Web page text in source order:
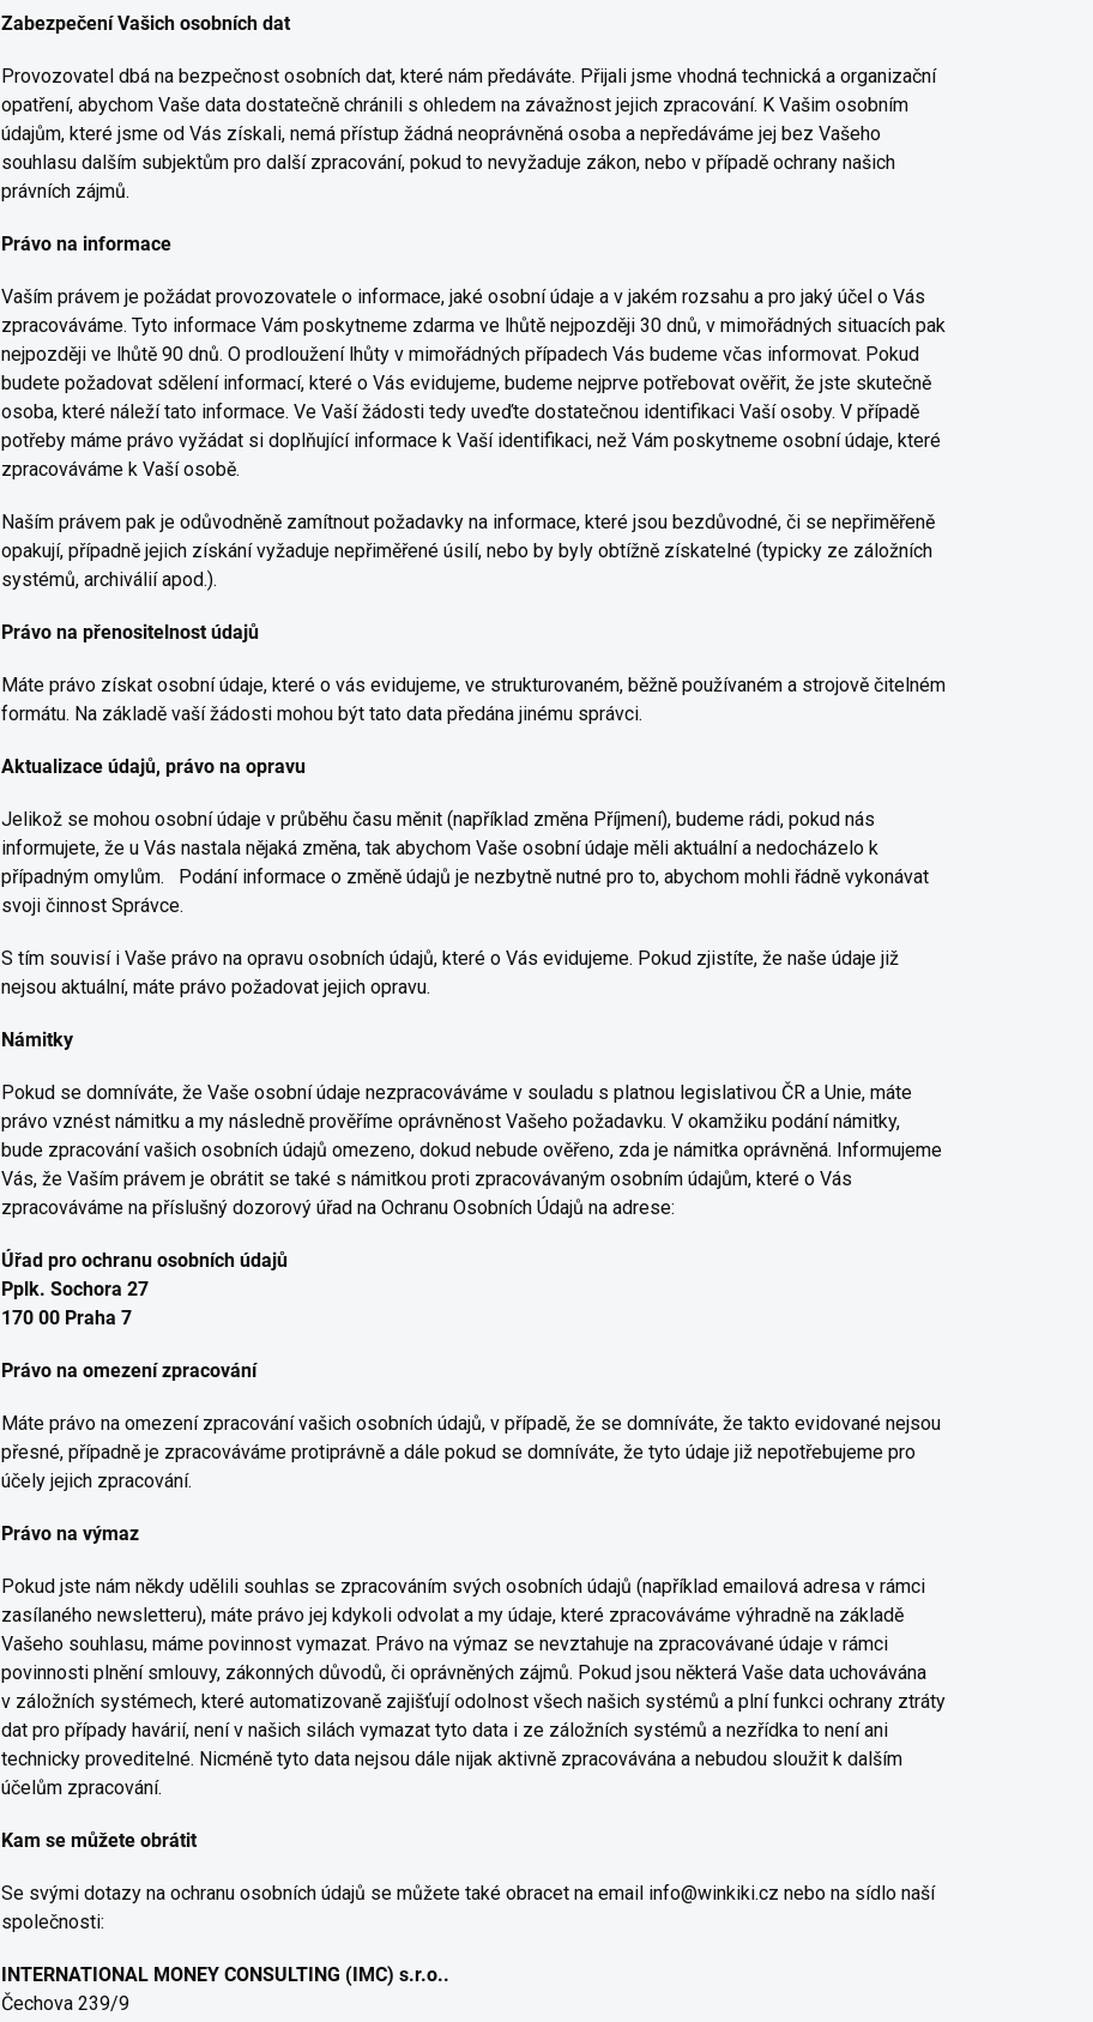
Zabezpečení Vašich osobních dat
Provozovatel dbá na bezpečnost osobních dat, které nám předáváte. Přijali jsme vhodná technická a organizační
opatření, abychom Vaše data dostatečně chránili s ohledem na závažnost jejich zpracování. K Vašim osobním
údajům, které jsme od Vás získali, nemá přístup žádná neoprávněná osoba a nepředáváme jej bez Vašeho
souhlasu dalším subjektům pro další zpracování, pokud to nevyžaduje zákon, nebo v případě ochrany našich
právních zájmů.
Právo na informace
Vaším právem je požádat provozovatele o informace, jaké osobní údaje a v jakém rozsahu a pro jaký účel o Vás
zpracováváme. Tyto informace Vám poskytneme zdarma ve lhůtě nejpozději 30 dnů, v mimořádných situacích pak
nejpozději ve lhůtě 90 dnů. O prodloužení lhůty v mimořádných případech Vás budeme včas informovat. Pokud
budete požadovat sdělení informací, které o Vás evidujeme, budeme nejprve potřebovat ověřit, že jste skutečně
osoba, které náleží tato informace. Ve Vaší žádosti tedy uveďte dostatečnou identifikaci Vaší osoby. V případě
potřeby máme právo vyžádat si doplňující informace k Vaší identifikaci, než Vám poskytneme osobní údaje, které
zpracováváme k Vaší osobě.
Naším právem pak je odůvodněně zamítnout požadavky na informace, které jsou bezdůvodné, či se nepřiměřeně
opakují, případně jejich získání vyžaduje nepřiměřené úsilí, nebo by byly obtížně získatelné (typicky ze záložních
systémů, archiválií apod.).
Právo na přenositelnost údajů
Máte právo získat osobní údaje, které o vás evidujeme, ve strukturovaném, běžně používaném a strojově čitelném
formátu. Na základě vaší žádosti mohou být tato data předána jinému správci.
Aktualizace údajů, právo na opravu
Jelikož se mohou osobní údaje v průběhu času měnit (například změna Příjmení), budeme rádi, pokud nás
informujete, že u Vás nastala nějaká změna, tak abychom Vaše osobní údaje měli aktuální a nedocházelo k
případným omylům. Podání informace o změně údajů je nezbytně nutné pro to, abychom mohli řádně vykonávat
svoji činnost Správce.
S tím souvisí i Vaše právo na opravu osobních údajů, které o Vás evidujeme. Pokud zjistíte, že naše údaje již
nejsou aktuální, máte právo požadovat jejich opravu.
Námitky
Pokud se domníváte, že Vaše osobní údaje nezpracováváme v souladu s platnou legislativou ČR a Unie, máte
právo vznést námitku a my následně prověříme oprávněnost Vašeho požadavku. V okamžiku podání námitky,
bude zpracování vašich osobních údajů omezeno, dokud nebude ověřeno, zda je námitka oprávněná. Informujeme
Vás, že Vaším právem je obrátit se také s námitkou proti zpracovávaným osobním údajům, které o Vás
zpracováváme na příslušný dozorový úřad na Ochranu Osobních Údajů na adrese:
Úřad pro ochranu osobních údajů
Pplk. Sochora 27
170 00 Praha 7
Právo na omezení zpracování
Máte právo na omezení zpracování vašich osobních údajů, v případě, že se domníváte, že takto evidované nejsou
přesné, případně je zpracováváme protiprávně a dále pokud se domníváte, že tyto údaje již nepotřebujeme pro
účely jejich zpracování.
Právo na výmaz
Pokud jste nám někdy udělili souhlas se zpracováním svých osobních údajů (například emailová adresa v rámci
zasílaného newsletteru), máte právo jej kdykoli odvolat a my údaje, které zpracováváme výhradně na základě
Vašeho souhlasu, máme povinnost vymazat. Právo na výmaz se nevztahuje na zpracovávané údaje v rámci
povinnosti plnění smlouvy, zákonných důvodů, či oprávněných zájmů. Pokud jsou některá Vaše data uchovávána
v záložních systémech, které automatizovaně zajišťují odolnost všech našich systémů a plní funkci ochrany ztráty
dat pro případy havárií, není v našich silách vymazat tyto data i ze záložních systémů a nezřídka to není ani
technicky proveditelné. Nicméně tyto data nejsou dále nijak aktivně zpracovávána a nebudou sloužit k dalším
účelům zpracování.
Kam se můžete obrátit
Se svými dotazy na ochranu osobních údajů se můžete také obracet na email info@winkiki.cz nebo na sídlo naší
společnosti:
INTERNATIONAL MONEY CONSULTING (IMC) s.r.o..
Čechova 239/9